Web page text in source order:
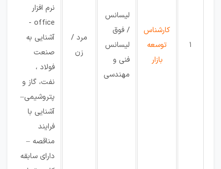
1
کارشناس
توسعه
بازار
لیسانس
/ فوق
لیسانس
فنی و
مهندسی
مرد /
زن
نرم افزار
office -
آشنایی به
صنعت
فولاد ،
نفت، گاز و
پتروشیمی–
آشنایی با
فرایند
مناقصه –
دارای سابقه